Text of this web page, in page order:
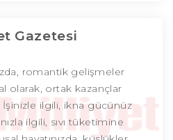
Gazetesi
romantik gelişmeler
olarak, ortak kazançlar
ilgili, ikna gücünüz
ilgili, sıvı tüketimine